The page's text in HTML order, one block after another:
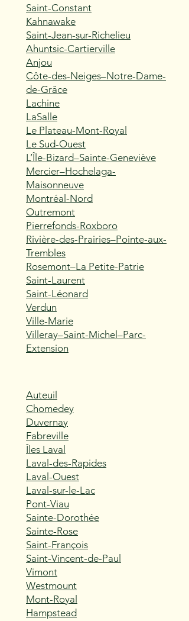
Saint-Constant
Kahnawake
Saint-Jean-sur-Richelieu
Ahuntsic-Cartierville
Anjou
Côte-des-Neiges–Notre-Dame-
de-Grâce
Lachine
LaSalle
Le Plateau-Mont-Royal
Le Sud-Ouest
L’Île-Bizard–Sainte-Geneviève
Mercier–Hochelaga-
Maisonneuve
Montréal-Nord
Outremont
Pierrefonds-Roxboro
Rivière-des-Prairies–Pointe-aux-
Trembles
Rosemont–La Petite-Patrie
Saint-Laurent
Saint-Léonard
Verdun
Ville-Marie
Villeray–Saint-Michel–Parc-
Extension
Auteuil
Chomedey
Duvernay
Fabreville
Îles Laval
Laval-des-Rapides
Laval-Ouest
Laval-sur-le-Lac
Pont-Viau
Sainte-Dorothée
Sainte-Rose
Saint-François
Saint-Vincent-de-Paul
Vimont
Westmount
Mont-Royal
Hampstead